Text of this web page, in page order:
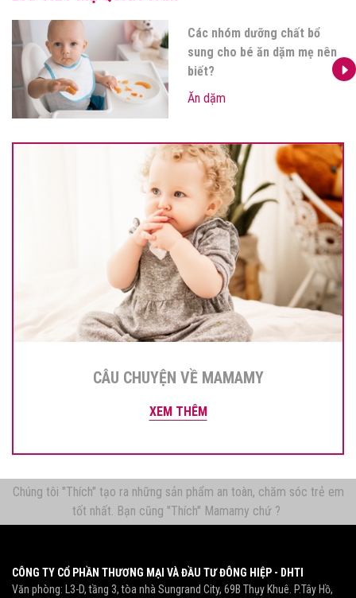
Các nhóm dưỡng chất bổ
sung cho bé ăn dặm mẹ nên
biết?
Ăn dặm
CÂU CHUYỆN VỀ MAMAMY
XEM THÊM
Chúng tôi "Thích" tạo ra những sản phẩm an toàn, chăm sóc trẻ em
tốt nhất. Bạn cũng "Thích" Mamamy chứ ?
CÔNG TY CỔ PHẦN THƯƠNG MẠI VÀ ĐẦU TƯ ĐÔNG HIỆP - DHTI
Văn phòng: L3-D, tầng 3, tòa nhà Sungrand City, 69B Thụy Khuê. P.Tây Hồ,